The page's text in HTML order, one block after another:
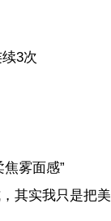
续3次
雾面感”
其实我只是把美